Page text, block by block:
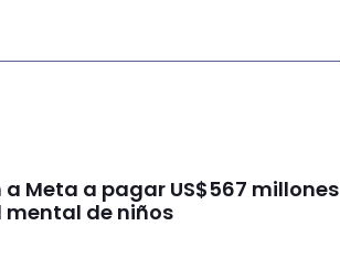
Meta a pagar US$567 millones
de niños